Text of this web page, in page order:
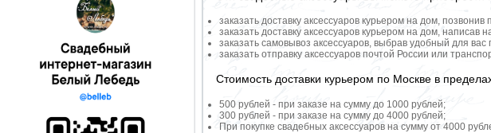
заказать доставку аксессуаров курьером на дом,
заказать доставку аксессуаров курьером на дом, написав
заказать самовывоз аксессуаров, выбрав удобный для вас
заказать отправку аксессуаров почтой России или
Стоимость доставки курьером по Москве в
500 рублей - при заказе на сумму до 1000 рублей;
300 рублей - при заказе на сумму до 4000 рублей;
При покупке свадебных аксессуаров на сумму от 4000